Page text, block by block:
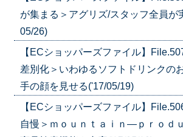
が集まる＞アグリズ/スタッフ全員が
05/26)
【ECショッパーズファイル】
差別化＞いわゆるソフトドリンクの
手の顔を見せる('17/05/19)
【ECショッパーズファイル】
自慢＞ｍｏｕｎｔａｉｎ―ｐｒｏｄ